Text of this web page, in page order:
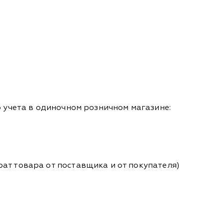
в одиночном розничном магазине:
товара от поставщика и от покупателя)